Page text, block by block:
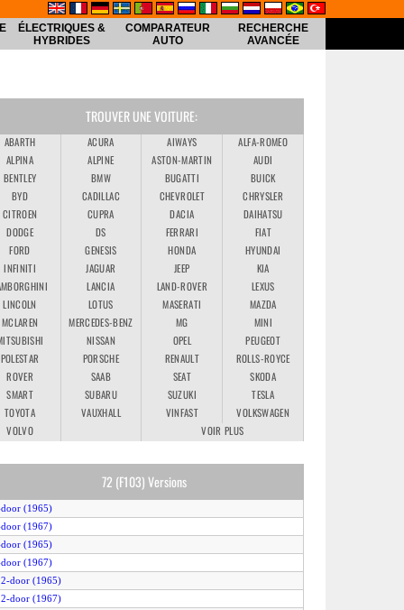
ÉLECTRIQUES &
HYBRIDES
COMPARATEUR
AUTO
RECHERCHE
AVANCÉE
TROUVER UNE VOITURE:
ABARTH ACURA AIWAYS
ALFA-ROMEO
ALPINA
ALPINE ASTON-MARTIN
AUDI
BENTLEY
BMW BUGATTI
BUICK
BYD
CADILLAC CHEVROLET
CHRYSLER
CITROEN
CUPRA DACIA
DAIHATSU
DODGE
DS FERRARI
FIAT
FORD
GENESIS HONDA
HYUNDAI
INFINITI
JAGUAR JEEP
KIA
LANCIA LAND-ROVER
LEXUS
LINCOLN
LOTUS MASERATI
MAZDA
MCLAREN
MERCEDES-BENZ MG
MINI
NISSAN OPEL
PEUGEOT
POLESTAR
PORSCHE RENAULT
ROLLS-ROYCE
ROVER
SAAB SEAT
SKODA
SMART
SUBARU SUZUKI
TESLA
TOYOTA
VAUXHALL VINFAST
VOLKSWAGEN
VOLVO
VOIR PLUS
72 (F103) Versions
(1965)
(1967)
(1965)
(1967)
door (1965)
door (1967)